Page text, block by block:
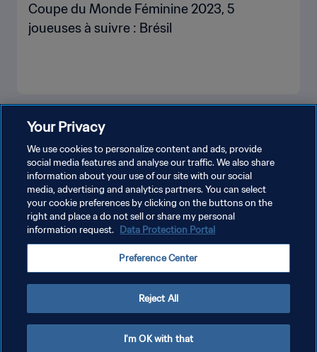
Coupe du Monde Féminine 2023, 5
joueuses à suivre : Brésil
POLITIQUE DE CONFIDENTIALITÉ
CONDITIONS D'UTILISATION
GÉRER VOS PRÉFÉRENCES SUR LES COOKIES
Copyright © 1994 - 2026 FIFA. Tous droits réservés.
Your Privacy
We use cookies to personalize content and ads, provide
social media features and analyse our traffic. We also share
information about your use of our site with our social
media, advertising and analytics partners. You can select
your cookie preferences by clicking on the buttons on the
right and place a do not sell or share my personal
information request. Data Protection Portal
Preference Center
Reject All
I'm OK with that